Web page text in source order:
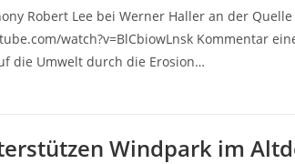
Robert Lee bei Werner Haller an der
watch?v=BlCbiowLnsk Kommentar
die Umwelt durch die Erosion…
Windpark im